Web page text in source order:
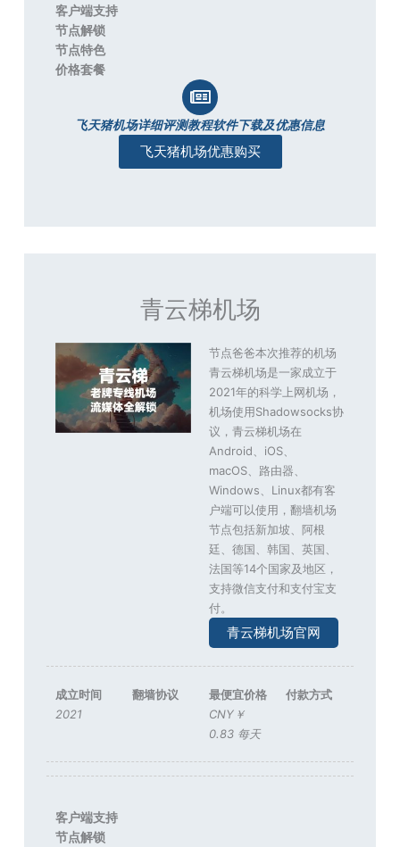
客户端支持
节点解锁
节点特色
价格套餐
飞天猪机场详细评测教程软件下载及优惠信息
飞天猪机场优惠购买
青云梯机场
节点爸爸本次推荐的机场
青云梯机场是一家成立于
2021年的科学上网机场，
机场使用Shadowsocks协
议，青云梯机场在
Android、iOS、
macOS、路由器、
Windows、Linux都有客
户端可以使用，翻墙机场
节点包括新加坡、阿根
廷、德国、韩国、英国、
法国等14个国家及地区，
支持微信支付和支付宝支
付。
青云梯机场官网
成立时间
2021
翻墙协议
最便宜价格
CNY￥
0.83 每天
付款方式
客户端支持
节点解锁